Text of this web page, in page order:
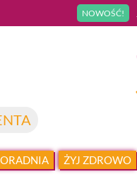
NOWOŚĆ!
ŻYJ ZDROWO